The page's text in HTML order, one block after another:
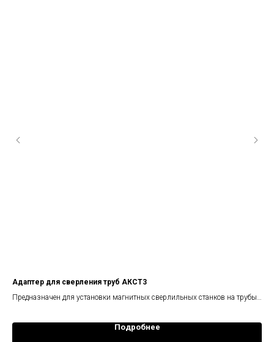
Адаптер для сверления труб АКСТ3
Предназначен для установки магнитных сверлильных станков на трубы
Подробнее